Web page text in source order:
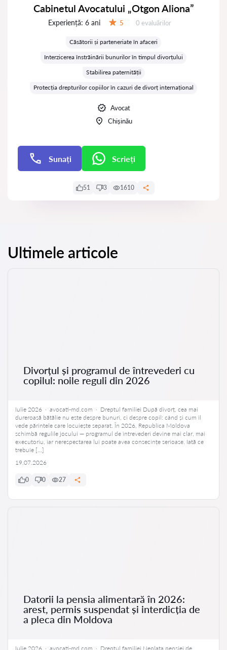
Cabinetul Avocatului „Otgon Aliona”
Experiență: 6 ani 5 Evaluărilor:
0 evaluărilor
Căsătorii și parteneriate în afaceri
Interzicerea înstrăinării bunurilor în timpul divorțului
Stabilirea paternității
Protecția drepturilor copiilor în cazuri de divorț internațional
Avocat
Chișinău
Sunați Scrieți
51 3 1610
Ultimele articole
Divorțul și programul de întrevederi cu
copilul: noile reguli din 2026
Iulie 2026 · avocati-md.com · Dreptul familiei După divorț, cea mai
dureroasă bătălie nu este despre bunuri, ci despre copil: când și cum îl
vede părintele care locuiește separat. În 2026, Republica Moldova
schimbă regulile jocului — programul de întrevederi devine mai clar, mai
executoriu, iar nerespectarea lui poate avea consecințe serioase. Iată ce
trebuie […]
19.07.2026
0 0 27
Datorii la pensia alimentară în 2026:
arest, permis suspendat și interdicția de
a pleca din Moldova
Iulie 2026 · avocati-md.com · Dreptul familiei Neplata pensiei de